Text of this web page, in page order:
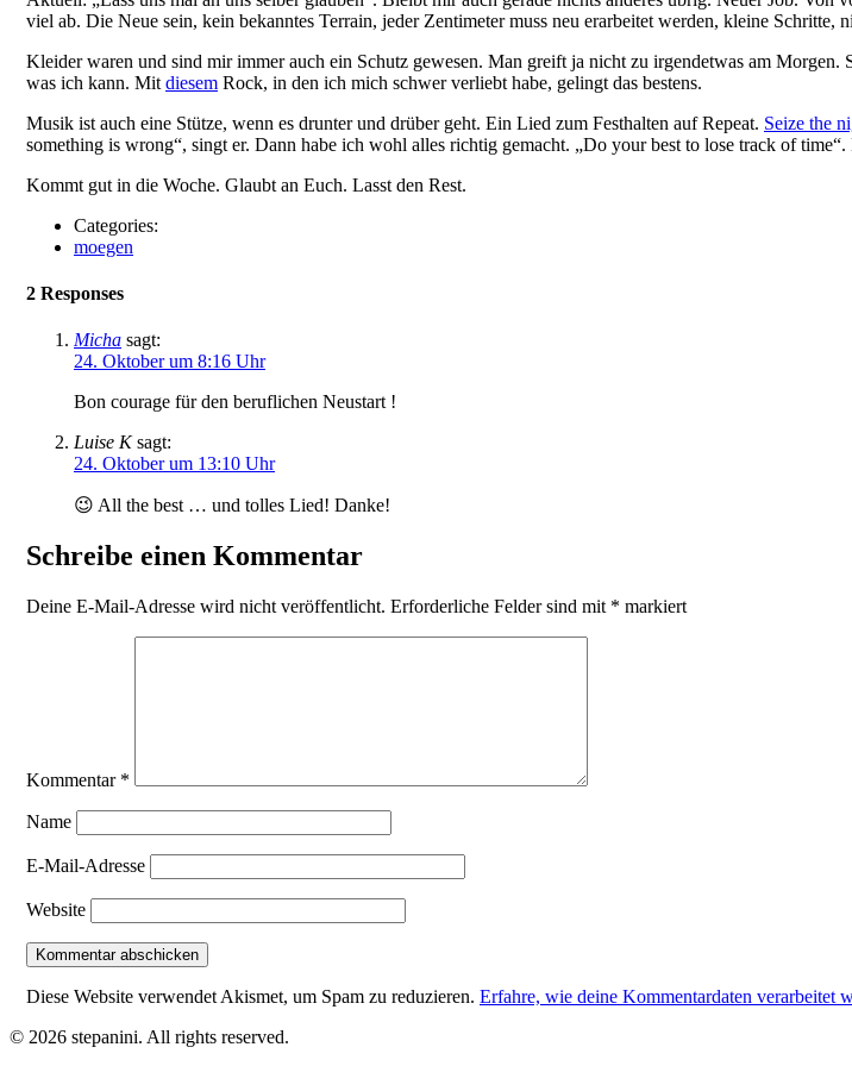
viel ab. Die Neue sein, kein bekanntes Terrain, jeder Zentimeter muss neu erarbeitet werden, kleine
Kleider waren und sind mir immer auch ein Schutz gewesen. Man greift ja nicht zu irgendetwas am Morgen.
was ich kann. Mit diesem Rock, in den ich mich schwer verliebt habe, gelingt das bestens.
Musik ist auch eine Stütze, wenn es drunter und drüber geht. Ein Lied zum Festhalten auf Repeat. Seize the
something is wrong“, singt er. Dann habe ich wohl alles richtig gemacht. „Do your best to lose track of
Kommt gut in die Woche. Glaubt an Euch. Lasst den Rest.
Categories:
moegen
2 Responses
Micha sagt:
24. Oktober um 8:16 Uhr
Bon courage für den beruflichen Neustart !
Luise K sagt:
24. Oktober um 13:10 Uhr
😉 All the best … und tolles Lied! Danke!
Schreibe einen Kommentar
Deine E-Mail-Adresse wird nicht veröffentlicht. Erforderliche Felder sind mit * markiert
Kommentar *
Name
E-Mail-Adresse
Website
Diese Website verwendet Akismet, um Spam zu reduzieren. Erfahre, wie deine Kommentardaten verarbeitet
© 2026 stepanini. All rights reserved.